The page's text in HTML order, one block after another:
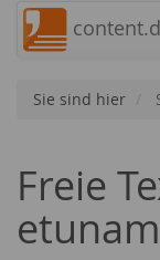
Sie sind hier
Freie